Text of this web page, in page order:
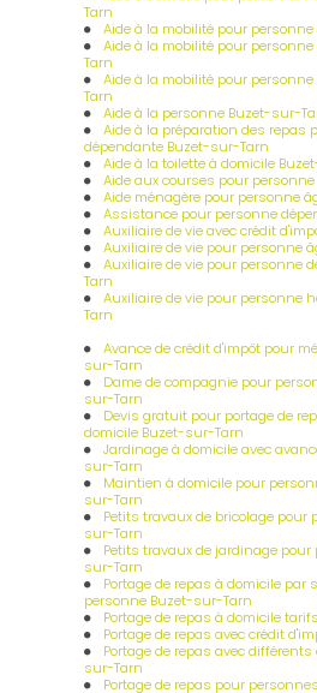
Tarn
Aide à la mobilité pour
Aide à la mobilité pour
Tarn
Aide à la mobilité pour
Tarn
Aide à la personne Buzet-sur-
Aide à la préparation des repas
dépendante Buzet-sur-Tarn
Aide à la toilette à domicile
Aide aux courses pour
Aide ménagère pour personne
Assistance pour personne
Auxiliaire de vie avec crédit
Auxiliaire de vie pour personne
Auxiliaire de vie pour personne
Tarn
Auxiliaire de vie pour personne
Tarn
Avance de crédit d'impôt pour
sur-Tarn
Dame de compagnie pour
sur-Tarn
Devis gratuit pour portage de
domicile Buzet-sur-Tarn
Jardinage à domicile avec
sur-Tarn
Maintien à domicile pour
sur-Tarn
Petits travaux de bricolage pour
sur-Tarn
Petits travaux de jardinage pour
sur-Tarn
Portage de repas à domicile par
personne Buzet-sur-Tarn
Portage de repas à domicile
Portage de repas avec crédit
Portage de repas avec
sur-Tarn
Portage de repas pour